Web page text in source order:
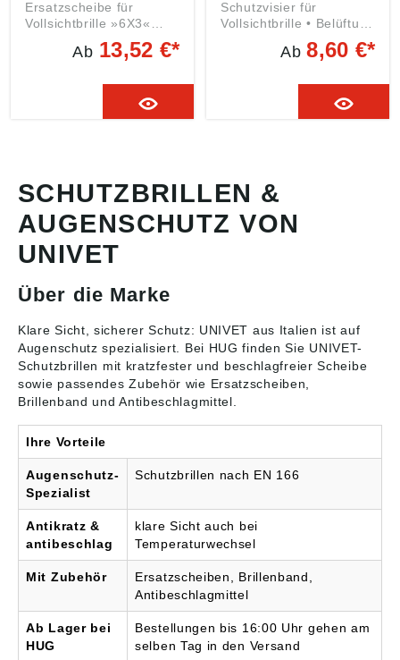
Ersatzscheibe für
Vollsichtbrille »6X3«
Angaben gemäß
Produktsicherheitsveror
Univet S.r.I., Via
25086 Rezzato,Brescia,
Ab 13,52 €*
Schutzvisier für
Vollsichtbrille • Belüftung
dnung ((EU) 2023/998):
Giovanni Prati,87,
Ab8,60 €*
SCHUTZBRILLEN &
AUGENSCHUTZ VON
UNIVET
Über die Marke
Klare Sicht, sicherer Schutz: UNIVET aus Italien ist auf
Augenschutz spezialisiert. Bei HUG finden Sie UNIVET-
Schutzbrillen mit kratzfester und beschlagfreier Scheibe
sowie passendes Zubehör wie Ersatzscheiben,
Brillenband und Antibeschlagmittel.
Ihre Vorteile
Augenschutz-
Spezialist
Schutzbrillen nach EN 166
Antikratz &
antibeschlag
klare Sicht auch bei
Temperaturwechsel
Mit Zubehör
Ersatzscheiben, Brillenband,
Antibeschlagmittel
Ab Lager bei
HUG
Bestellungen bis 16:00 Uhr gehen am
selben Tag in den Versand